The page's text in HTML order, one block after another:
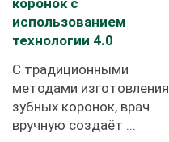
коронок с
использованием
технологии 4.0
С традиционными
методами изготовления
зубных коронок, врач
вручную создаёт ...